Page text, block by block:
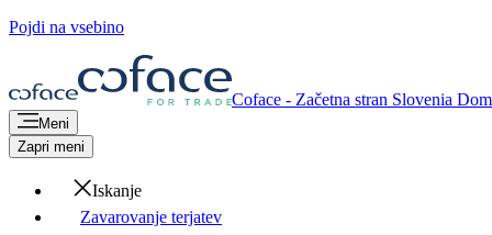
Pojdi na vsebino
Coface - Začetna stran Slovenia
Meni
Zapri meni
Iskanje
Zavarovanje terjatev